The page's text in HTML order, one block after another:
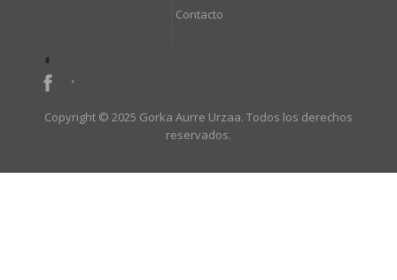
Contacto
Copyright © 2025 Gorka Aurre Urzaa. Todos los derechos
reservados.